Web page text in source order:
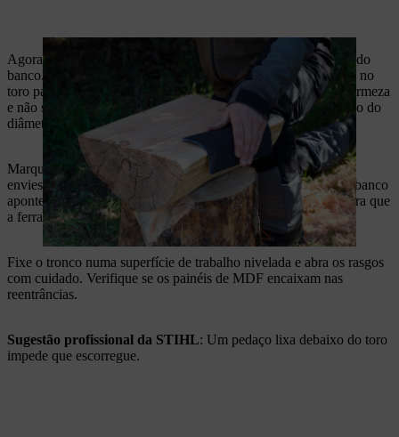
Agora tem de preparar as reentrâncias para encaixar as pernas do
banco. Estes rasgos têm de entrar com profundidade suficiente no
toro para garantir que os painéis de MDF ficam fixados com firmeza
e não se partem; recomendamos que corte até cerca de um terço do
diâmetro do toro.
Marque primeiro os rasgos ao longo do lado curvo do toro,
enviesados em relação ao centro, de modo a que as pernas do banco
apontem para fora. Marque o mesmo ângulo dos dois lados para que
a ferramenta fique estável.
Fixe o tronco numa superfície de trabalho nivelada e abra os rasgos
com cuidado. Verifique se os painéis de MDF encaixam nas
reentrâncias.
Sugestão profissional da STIHL: Um pedaço lixa debaixo do toro
impede que escorregue.